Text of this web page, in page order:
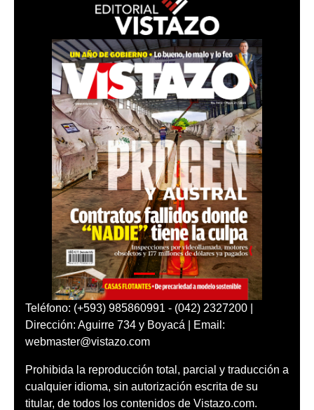
Teléfono: (+593) 985860991 - (042) 2327200 |
Dirección: Aguirre 734 y Boyacá | Email:
webmaster@vistazo.com
Prohibida la reproducción total, parcial y traducción a
cualquier idioma, sin autorización escrita de su
titular, de todos los contenidos de Vistazo.com.